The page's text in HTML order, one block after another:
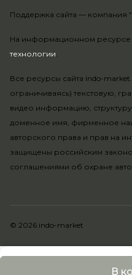
В
На информационном
технологии.
Все ресурсы сайта indo-
ограничиваясь) текстовую,
видео информацию,
доменное имя, фирменное
авторского права и прав на
защищены российским
соглашениями об охране
Поддержка сайта — компания
© 2026 indo-market